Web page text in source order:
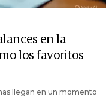
en la
los favoritos
llegan en un momento